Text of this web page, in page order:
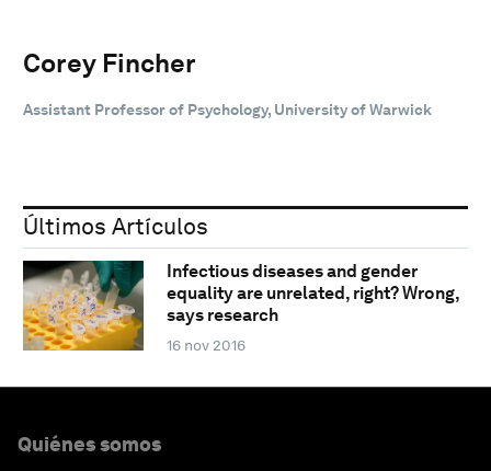
Corey Fincher
Assistant Professor of Psychology, University of Warwick
Últimos Artículos
Infectious diseases and gender
equality are unrelated, right? Wrong,
says research
16 nov 2016
Quiénes somos